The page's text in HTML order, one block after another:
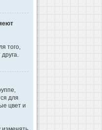
того,
для
цвет и